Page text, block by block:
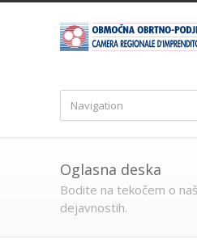
Oglasna deska
Bodite na tekočem o
dejavnostih.